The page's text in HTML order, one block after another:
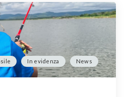
In evidenza News